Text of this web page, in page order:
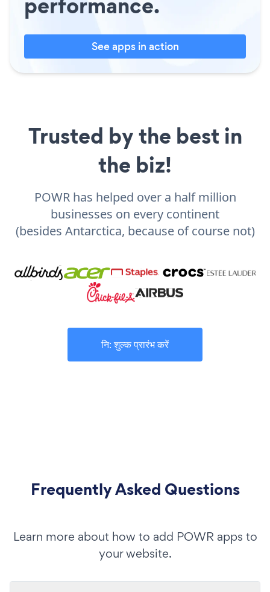
See apps in action
Trusted by the best in
the biz!
POWR has helped over a half million
businesses on every continent
(besides Antarctica, because of course not)
नि: शुल्क प्रारंभ करें
Frequently Asked Questions
Learn more about how to add POWR apps to
your website.